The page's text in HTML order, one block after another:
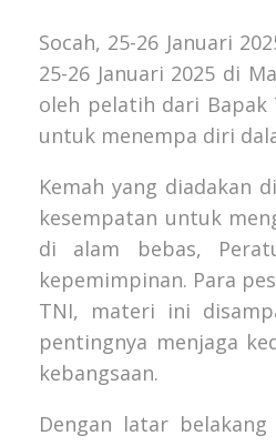
Socah, 25-26 Januari
25-26 Januari 2025 di
oleh pelatih dari Bapak
untuk menempa diri
Kemah yang diadakan
kesempatan untuk
di alam bebas,
kepemimpinan. Para
TNI, materi ini
pentingnya menjaga
kebangsaan.
Dengan latar